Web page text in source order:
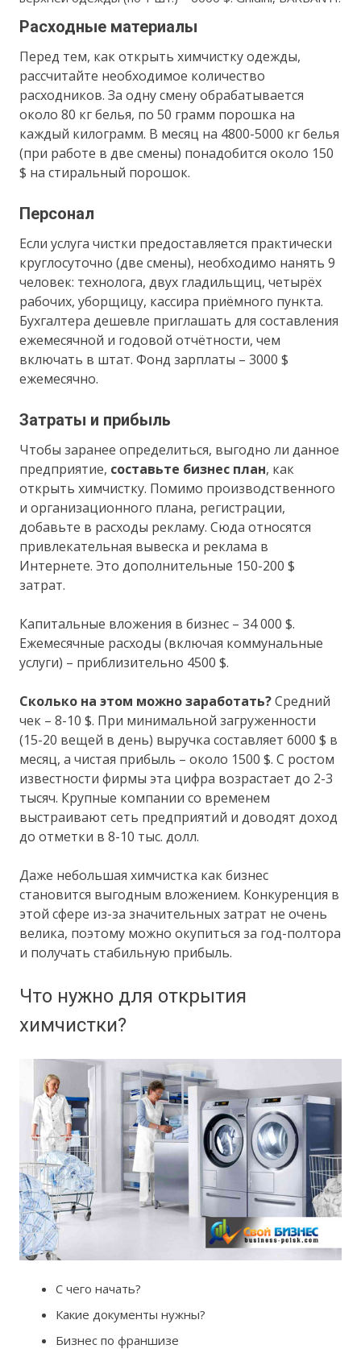
Расходные материалы
Перед тем, как открыть химчистку одежды,
рассчитайте необходимое количество
расходников. За одну смену обрабатывается
около 80 кг белья, по 50 грамм порошка на
каждый килограмм. В месяц на 4800-5000 кг белья
(при работе в две смены) понадобится около 150
$ на стиральный порошок.
Персонал
Если услуга чистки предоставляется практически
круглосуточно (две смены), необходимо нанять 9
человек: технолога, двух гладильщиц, четырёх
рабочих, уборщицу, кассира приёмного пункта.
Бухгалтера дешевле приглашать для составления
ежемесячной и годовой отчётности, чем
включать в штат. Фонд зарплаты – 3000 $
ежемесячно.
Затраты и прибыль
Чтобы заранее определиться, выгодно ли данное
предприятие, составьте бизнес план, как
открыть химчистку. Помимо производственного
и организационного плана, регистрации,
добавьте в расходы рекламу. Сюда относятся
привлекательная вывеска и реклама в
Интернете. Это дополнительные 150-200 $
затрат.
Капитальные вложения в бизнес – 34 000 $.
Ежемесячные расходы (включая коммунальные
услуги) – приблизительно 4500 $.
Сколько на этом можно заработать?Средний
чек – 8-10 $. При минимальной загруженности
(15-20 вещей в день) выручка составляет 6000 $ в
месяц, а чистая прибыль – около 1500 $. С ростом
известности фирмы эта цифра возрастает до 2-3
тысяч. Крупные компании со временем
выстраивают сеть предприятий и доводят доход
до отметки в 8-10 тыс. долл.
Даже небольшая химчистка как бизнес
становится выгодным вложением. Конкуренция в
этой сфере из-за значительных затрат не очень
велика, поэтому можно окупиться за год-полтора
и получать стабильную прибыль.
Что нужно для открытия
химчистки?
С чего начать?
Какие документы нужны?
Бизнес по франшизе